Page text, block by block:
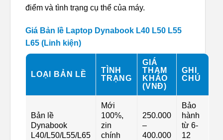
điểm và tình trạng cụ thể của máy.
Giá Bản lề Laptop Dynabook L40 L50 L55
L65 (Linh kiện)
LOẠI BẢN LỀ
TÌNH
TRẠNG
GIÁ
THAM
KHẢO
(VNĐ)
GHI
CHÚ
Bản lề
Dynabook
L40/L50/L55/L65
Mới
100%,
zin
chính
250.000
–
400.000
Bảo
hành
từ 6-
12